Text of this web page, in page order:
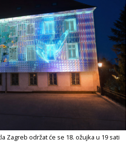
Zagreb održat će se 18. ožujka u 19 sati